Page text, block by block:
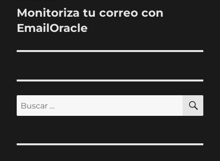
Entrada
siguiente:
Monitoriza tu correo con
EmailOracle
Buscar
por: